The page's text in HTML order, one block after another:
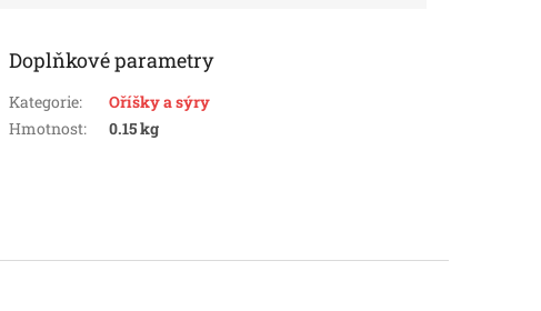
Doplňkové parametry
Kategorie:
Oříšky a sýry
Hmotnost: 0.15 kg